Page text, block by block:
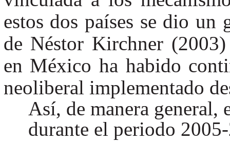
estos dos países se dio
de Néstor Kirchner
en México ha habido
neoliberal implementado
Así, de manera general,
durante el periodo